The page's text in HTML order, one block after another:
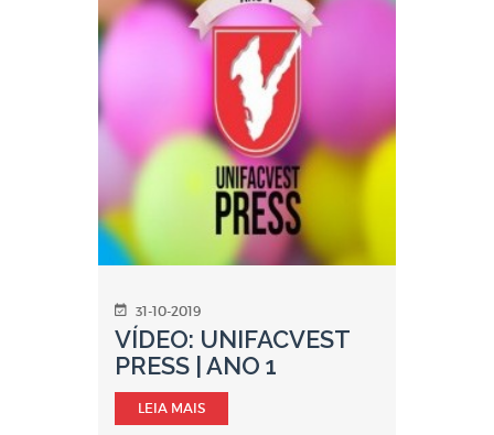
31-10-2019
VÍDEO: UNIFACVEST
PRESS | ANO 1
LEIA MAIS